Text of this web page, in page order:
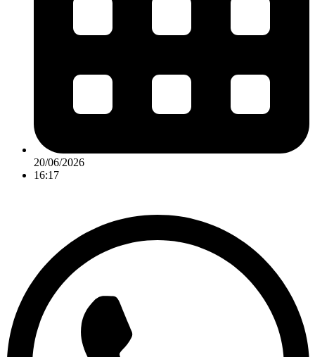
20/06/2026
16:17